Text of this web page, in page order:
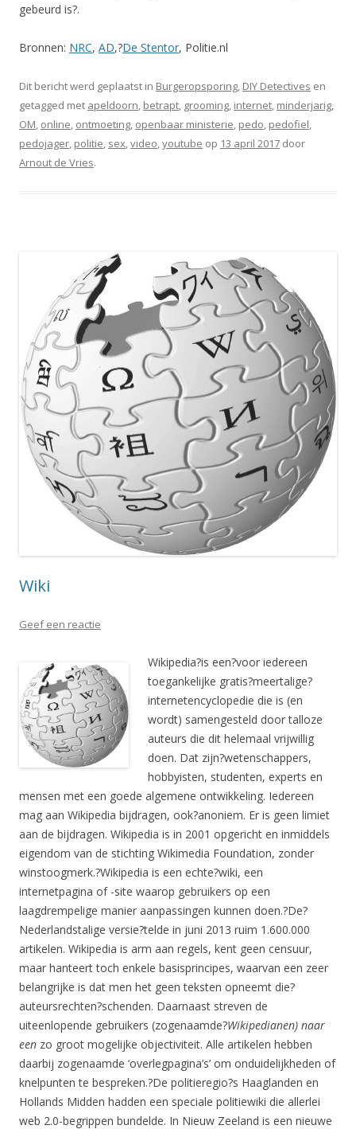
gebeurd is?.
Bronnen: NRC, AD,?De Stentor, Politie.nl
Dit bericht werd geplaatst in Burgeropsporing, DIY Detectives en
getagged met apeldoorn, betrapt, grooming, internet, minderjarig,
OM, online, ontmoeting, openbaar ministerie, pedo, pedofiel,
pedojager, politie, sex,video,youtube op 13 april 2017 door
Arnout de Vries.
Wiki
Geef een reactie
Wikipedia?is een?voor iedereen
toegankelijke gratis?meertalige?
internetencyclopedie die is (en
wordt) samengesteld door talloze
auteurs die dit helemaal vrijwillig
doen. Dat zijn?wetenschappers,
hobbyisten, studenten, experts en
mensen met een goede algemene ontwikkeling. Iedereen
mag aan Wikipedia bijdragen, ook?anoniem. Er is geen limiet
aan de bijdragen. Wikipedia is in 2001 opgericht en inmiddels
eigendom van de stichting Wikimedia Foundation, zonder
winstoogmerk.?Wikipedia is een echte?wiki, een
internetpagina of -site waarop gebruikers op een
laagdrempelige manier aanpassingen kunnen doen.?De?
Nederlandstalige versie?telde in juni 2013 ruim 1.600.000
artikelen. Wikipedia is arm aan regels, kent geen censuur,
maar hanteert toch enkele basisprincipes, waarvan een zeer
belangrijke is dat men het geen teksten opneemt die?
auteursrechten?schenden. Daarnaast streven de
uiteenlopende gebruikers (zogenaamde?Wikipedianen) naar
een zo groot mogelijke objectiviteit. Alle artikelen hebben
daarbij zogenaamde ‘overlegpagina’s’ om onduidelijkheden of
knelpunten te bespreken.?De politieregio?s Haaglanden en
Hollands Midden hadden een speciale politiewiki die allerlei
web 2.0-begrippen bundelde. In Nieuw Zeeland is een nieuwe